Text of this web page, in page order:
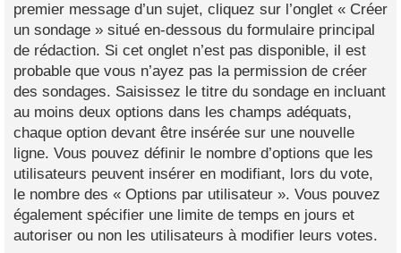
premier message d’un sujet, cliquez sur l’onglet « Créer
un sondage » situé en-dessous du formulaire principal
de rédaction. Si cet onglet n’est pas disponible, il est
probable que vous n’ayez pas la permission de créer
des sondages. Saisissez le titre du sondage en incluant
au moins deux options dans les champs adéquats,
chaque option devant être insérée sur une nouvelle
ligne. Vous pouvez définir le nombre d’options que les
utilisateurs peuvent insérer en modifiant, lors du vote,
le nombre des « Options par utilisateur ». Vous pouvez
également spécifier une limite de temps en jours et
autoriser ou non les utilisateurs à modifier leurs votes.